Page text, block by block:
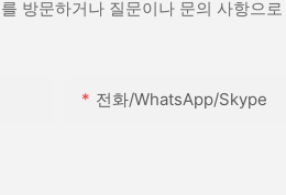
방문하거나 질문이나 문의 사항으
전화/WhatsApp/Skype